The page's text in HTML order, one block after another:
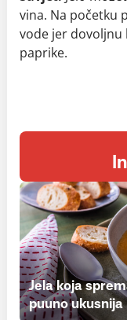
vina. Na početku
vode jer dovoljnu
paprike.
Jela koja
puuno ukusnija